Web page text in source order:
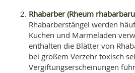
Rhabarber (Rheum
Rhabarberstängel werden
Kuchen und Marmeladen
enthalten die Blätter von
bei großem Verzehr toxisch
Vergiftungserscheinungen